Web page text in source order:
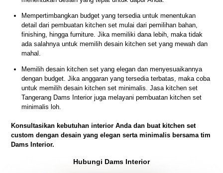
Mempertimbangkan budget yang tersedia untuk menentukan
detail dari pembuatan kitchen set mulai dari pemilihan bahan,
finishing, hingga furniture. Jika memiliki dana lebih, maka tidak
ada salahnya untuk memilih desain kitchen set yang mewah dan
mahal.
Memilih desain kitchen set yang elegan dan menyesuaikannya
dengan budget. Jika anggaran yang tersedia terbatas, maka coba
untuk memilih desain kitchen set minimalis. Jasa kitchen set
Tangerang Dams Interior juga melayani pembuatan kitchen set
minimalis loh.
Konsultasikan kebutuhan interior Anda dan buat kitchen set
custom dengan desain yang elegan serta minimalis bersama tim
Dams Interior.
Hubungi Dams Interior